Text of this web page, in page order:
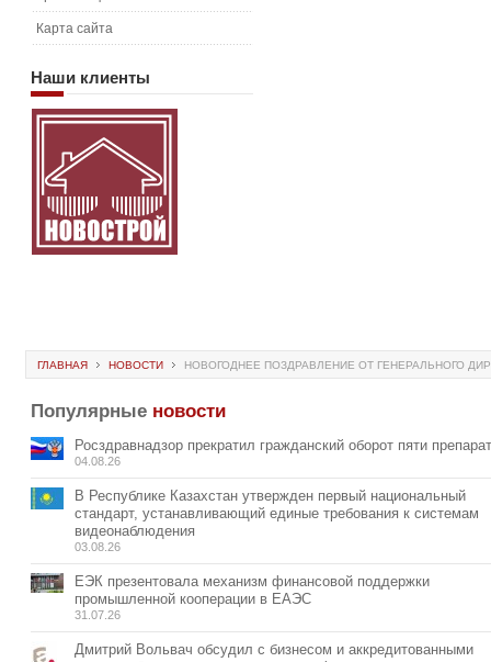
Карта сайта
Наши клиенты
ГЛАВНАЯ НОВОСТИ НОВОГОДНЕЕ ПОЗДРАВЛЕНИЕ ОТ ГЕНЕРАЛЬНОГО
Популярные новости
Росздравнадзор прекратил гражданский оборот пяти
04.08.26
В Республике Казахстан утвержден первый национальный
стандарт, устанавливающий единые требования к системам
видеонаблюдения
03.08.26
ЕЭК презентовала механизм финансовой поддержки
промышленной кооперации в ЕАЭС
31.07.26
Дмитрий Вольвач обсудил с бизнесом и аккредитованными